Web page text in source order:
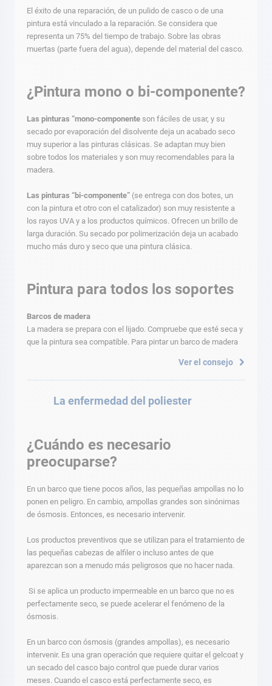
El éxito de una reparación, de un pulido de casco o de una
pintura está vinculado a la reparación. Se considera que
representa un 75% del tiempo de trabajo. Sobre las obras
muertas (parte fuera del agua), depende del material del casco.
¿Pintura mono o bi-componente?
Las pinturas “mono-componente son fáciles de usar, y su
secado por evaporación del disolvente deja un acabado seco
muy superior a las pinturas clásicas. Se adaptan muy bien
sobre todos los materiales y son muy recomendables para la
madera.
Las pinturas “bi-componente” (se entrega con dos botes, un
con la pintura et otro con el catalizador) son muy resistente a
los rayos UVA y a los productos químicos. Ofrecen un brillo de
larga duración. Su secado por polimerización deja un acabado
mucho más duro y seco que una pintura clásica.
Pintura para todos los soportes
Barcos de madera
La madera se prepara con el lijado. Compruebe que esté seca y
que la pintura sea compatible. Para pintar un barco de madera
Ver el consejo
La enfermedad del poliester
¿Cuándo es necesario
preocuparse?
En un barco que tiene pocos años, las pequeñas ampollas no lo
ponen en peligro. En cambio, ampollas grandes son sinónimas
de ósmosis. Entonces, es necesario intervenir.
Los productos preventivos que se utilizan para el tratamiento de
las pequeñas cabezas de alfiler o incluso antes de que
aparezcan son a menudo más peligrosos que no hacer nada.
Si se aplica un producto impermeable en un barco que no es
perfectamente seco, se puede acelerar el fenómeno de la
ósmosis.
En un barco con ósmosis (grandes ampollas), es necesario
intervenir. Es una gran operación que requiere quitar el gelcoat y
un secado del casco bajo control que puede durar varios
meses. Cuando el casco está perfectamente seco, es